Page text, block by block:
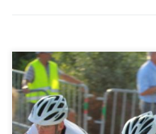
Flaxlanden, samedi 14 juin 2015